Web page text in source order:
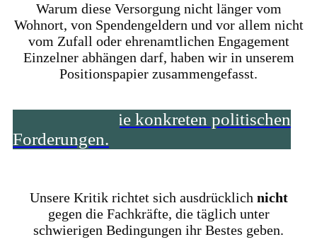
Warum diese Versorgung nicht länger vom
Wohnort, von Spendengeldern und vor allem nicht
vom Zufall oder ehrenamtlichen Engagement
Einzelner abhängen darf, haben wir in unserem
Positionspapier zusammengefasst.
Hier stehen die konkreten politischen
Forderungen.
Unsere Kritik richtet sich ausdrücklich nicht
gegen die Fachkräfte, die täglich unter
schwierigen Bedingungen ihr Bestes geben.